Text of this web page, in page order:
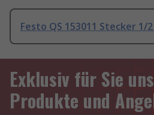
Festo QS 153011 Stecker 1/
Exklusiv für Sie
Produkte und